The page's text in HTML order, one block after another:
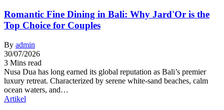
Romantic Fine Dining in Bali: Why Jard'Or is the
Top Choice for Couples
By admin
30/07/2026
3 Mins read
Nusa Dua has long earned its global reputation as Bali’s premier
luxury retreat. Characterized by serene white-sand beaches, calm
ocean waters, and…
Artikel